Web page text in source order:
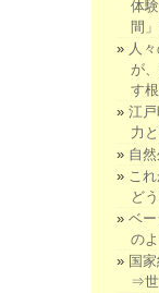
体
間
人
が
す
江
力
自
こ
ど
ベ
の
国
⇒世